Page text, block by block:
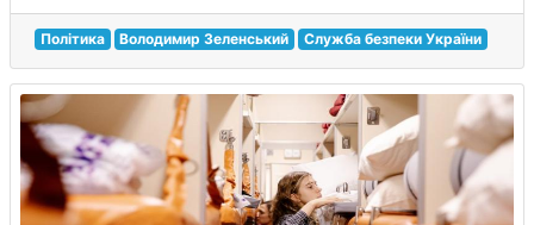
Політика Володимир Зеленський Служба безпеки України